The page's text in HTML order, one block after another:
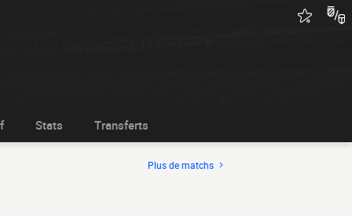
Stats Transferts
Plus de matchs